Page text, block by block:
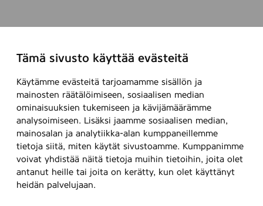
Tämä sivusto käyttää evästeitä
Käytämme evästeitä tarjoamamme sisällön ja
mainosten räätälöimiseen, sosiaalisen median
ominaisuuksien tukemiseen ja kävijämäärämme
analysoimiseen. Lisäksi jaamme sosiaalisen median,
mainosalan ja analytiikka-alan kumppaneillemme
tietoja siitä, miten käytät sivustoamme. Kumppanimme
voivat yhdistää näitä tietoja muihin tietoihin, joita olet
antanut heille tai joita on kerätty, kun olet käyttänyt
heidän palvelujaan.